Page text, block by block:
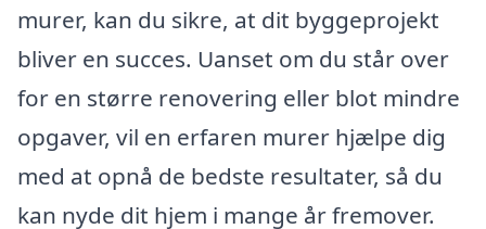
murer, kan du sikre, at dit byggeprojekt
bliver en succes. Uanset om du står over
for en større renovering eller blot mindre
opgaver, vil en erfaren murer hjælpe dig
med at opnå de bedste resultater, så du
kan nyde dit hjem i mange år fremover.